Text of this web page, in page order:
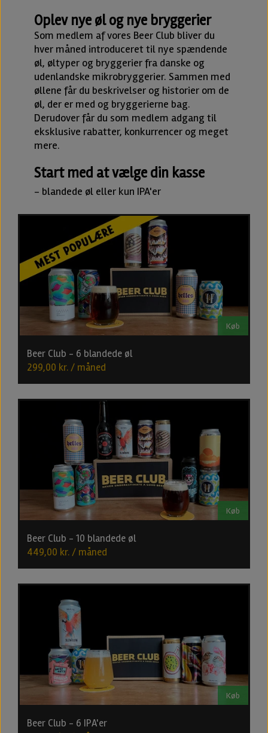
Oplev nye øl og nye bryggerier
Som medlem af vores Beer Club bliver du
hver måned introduceret til nye spændende
øl, øltyper og bryggerier fra danske og
udenlandske mikrobryggerier. Sammen med
øllene får du beskrivelser og historier om de
øl, der er med og bryggerierne bag.
Derudover får du som medlem adgang til
eksklusive rabatter, konkurrencer og meget
mere.
Start med at vælge din kasse
- blandede øl eller kun IPA'er
Køb
Beer Club - 6 blandede øl
299,00 kr. / måned
Køb
Beer Club - 10 blandede øl
449,00 kr. / måned
Køb
Beer Club - 6 IPA'er